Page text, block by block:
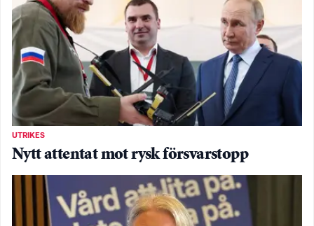
UTRIKES
Nytt attentat mot rysk försvarstopp